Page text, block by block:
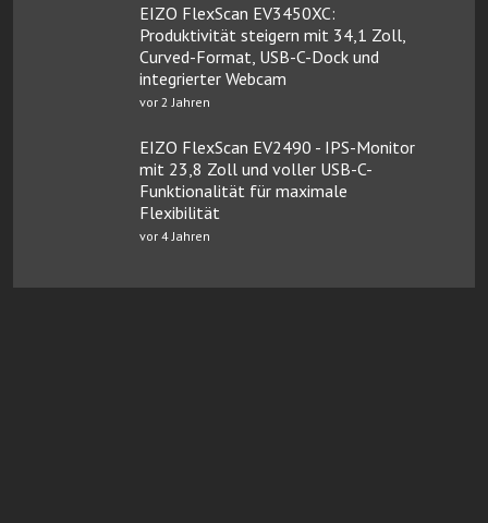
EIZO FlexScan EV3450XC:
Produktivität steigern mit 34,1 Zoll,
Curved-Format, USB-C-Dock und
integrierter Webcam
vor 2 Jahren
EIZO FlexScan EV2490 - IPS-Monitor
mit 23,8 Zoll und voller USB-C-
Funktionalität für maximale
Flexibilität
vor 4 Jahren